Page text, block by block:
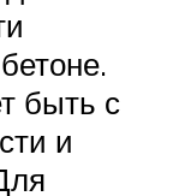
быть с
и